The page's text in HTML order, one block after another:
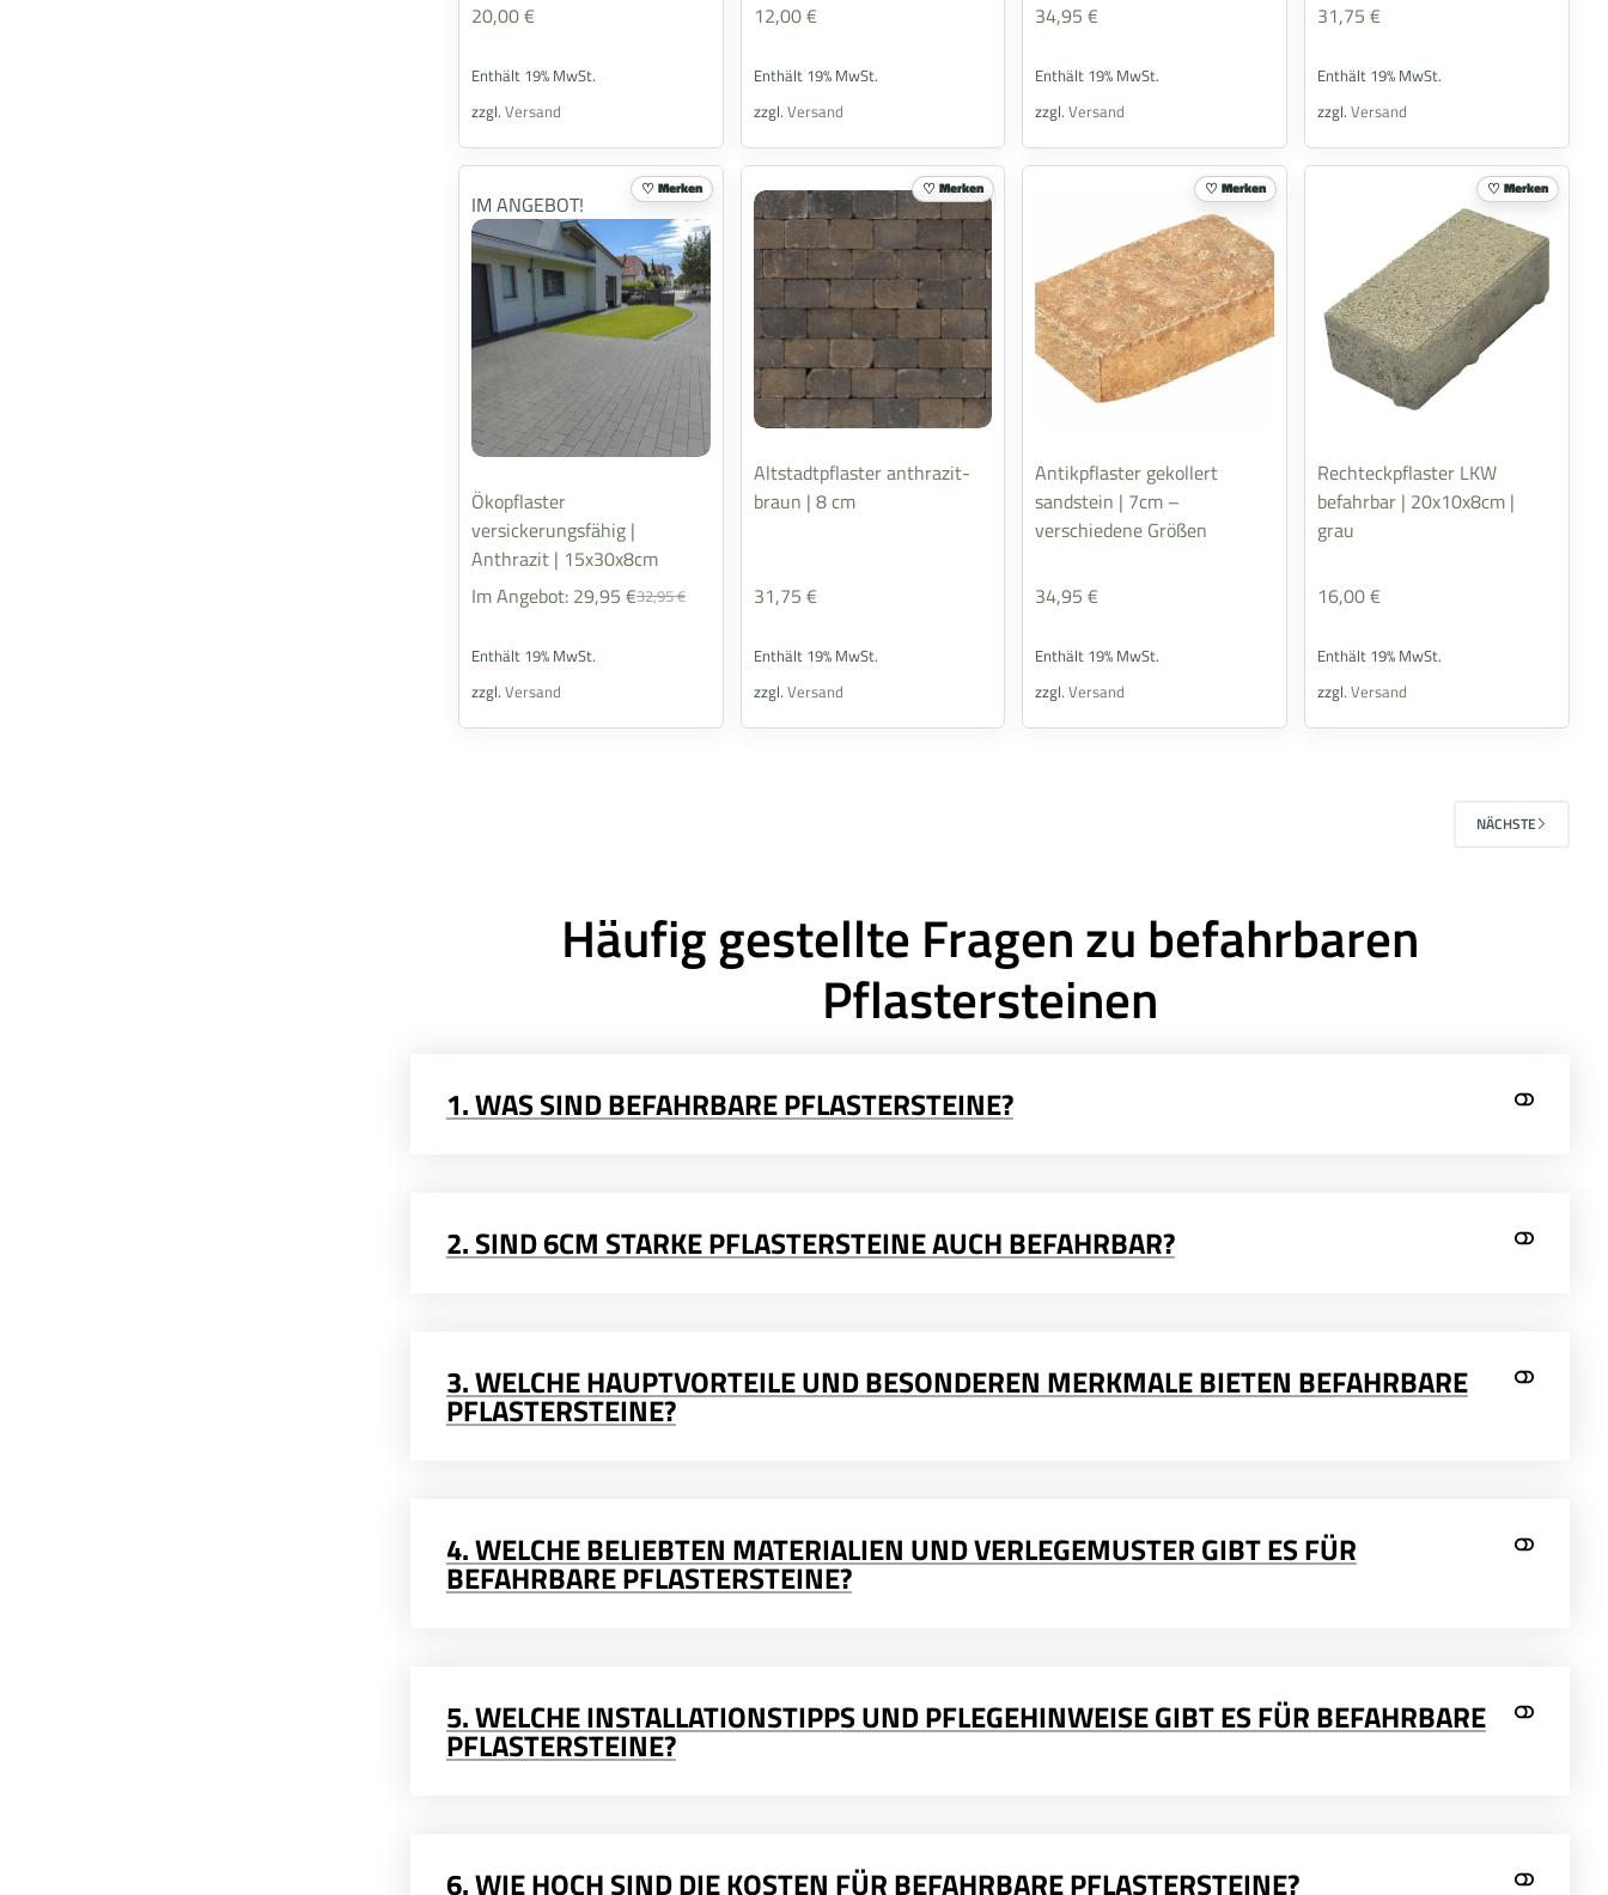
20,00€
Enthält 19% MwSt.
zzgl. Versand
12,00€
Enthält 19% MwSt.
zzgl. Versand
34,95€
Enthält 19% MwSt.
zzgl.Versand
31,75€
Enthält 19% MwSt.
zzgl.Versand
IM ANGEBOT!
Ökopflaster
versickerungsfähig |
Anthrazit | 15x30x8cm
Im Angebot:
32,95€
29,95 €
Enthält 19% MwSt.
zzgl. Versand
Merken
Altstadtpflaster anthrazit-
braun | 8 cm
31,75 €
Enthält 19% MwSt.
zzgl. Versand
Merken
Antikpflaster gekollert
sandstein | 7cm –
verschiedene Größen
34,95€
Enthält 19% MwSt.
zzgl.Versand
Merken
Rechteckpflaster LKW
befahrbar | 20x10x8cm |
grau
16,00€
Enthält 19% MwSt.
zzgl.Versand
Merken
NÄCHSTE
Häufig gestellte Fragen zu befahrbaren
Pflastersteinen
1. WAS SIND BEFAHRBARE PFLASTERSTEINE?
2. SIND 6CM STARKE PFLASTERSTEINE AUCH BEFAHRBAR?
3. WELCHE HAUPTVORTEILE UND BESONDEREN MERKMALE BIETEN BEFAHRBARE
PFLASTERSTEINE?
4. WELCHE BELIEBTEN MATERIALIEN UND VERLEGEMUSTER GIBT ES FÜR
BEFAHRBARE PFLASTERSTEINE?
5. WELCHE INSTALLATIONSTIPPS UND PFLEGEHINWEISE GIBT ES FÜR BEFAHRBARE
PFLASTERSTEINE?
6. WIE HOCH SIND DIE KOSTEN FÜR BEFAHRBARE PFLASTERSTEINE?